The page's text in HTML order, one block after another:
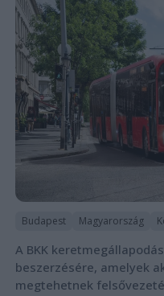
Budapest Magyarország
A BKK
beszerzésére, amelyek
megtehetnek